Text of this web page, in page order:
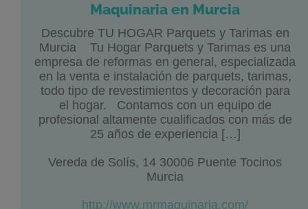
Maquinaria en Murcia
Descubre TU HOGAR Parquets y Tarimas en
Murcia Tu Hogar Parquets y Tarimas es una
empresa de reformas en general, especializada
en la venta e instalación de parquets, tarimas,
todo tipo de revestimientos y decoración para
el hogar. Contamos con un equipo de
profesional altamente cualificados con más de
25 años de experiencia […]
Vereda de Solís, 14 30006 Puente Tocinos
Murcia
http://www.mrmaquinaria.com/